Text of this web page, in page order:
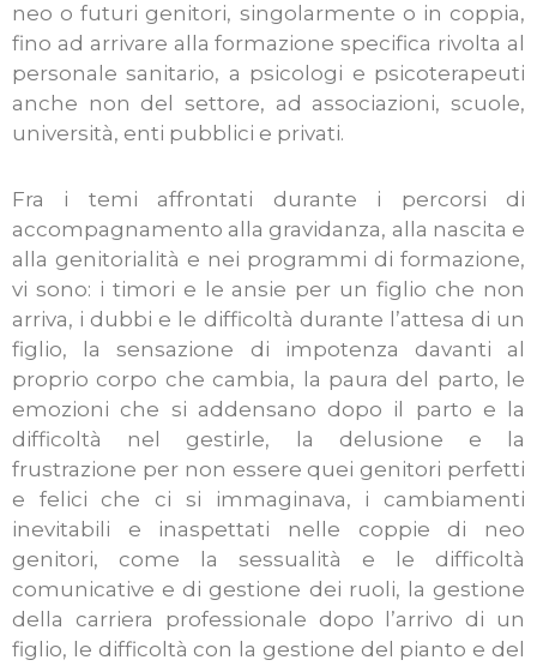
neo o futuri genitori, singolarmente o in coppia,
fino ad arrivare alla formazione specifica rivolta al
personale sanitario, a psicologi e psicoterapeuti
anche non del settore, ad associazioni, scuole,
università, enti pubblici e privati.
Fra i temi affrontati durante i percorsi di
accompagnamento alla gravidanza, alla nascita e
alla genitorialità e nei programmi di formazione,
vi sono: i timori e le ansie per un figlio che non
arriva, i dubbi e le difficoltà durante l’attesa di un
figlio, la sensazione di impotenza davanti al
proprio corpo che cambia, la paura del parto, le
emozioni che si addensano dopo il parto e la
difficoltà nel gestirle, la delusione e la
frustrazione per non essere quei genitori perfetti
e felici che ci si immaginava, i cambiamenti
inevitabili e inaspettati nelle coppie di neo
genitori, come la sessualità e le difficoltà
comunicative e di gestione dei ruoli, la gestione
della carriera professionale dopo l’arrivo di un
figlio, le difficoltà con la gestione del pianto e del